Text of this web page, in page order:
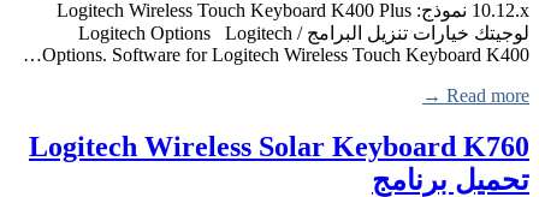
لوجيتك خيارات تنزيل البرامج / Logitech Options Logitech
Options. Software for Logitech Wireless Touch Keyboard K400…
Read more →
Logitech Wireless Solar Keyboard K760
تحميل برنامج